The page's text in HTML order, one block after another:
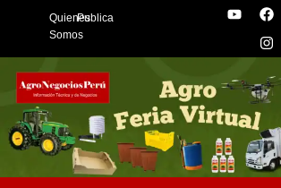
Quienes
Somos
Publica
Y
o
b
e
F
a
c
e
o
o
k
I
n
s
t
g
r
a